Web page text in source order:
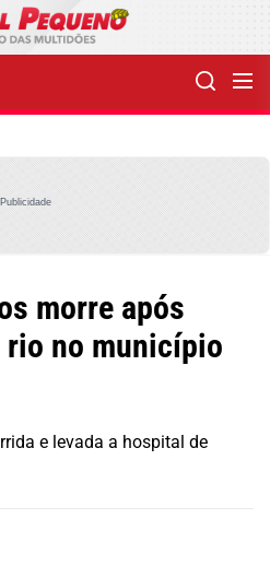
Publicidade
morre após
rio no município
e levada a hospital de